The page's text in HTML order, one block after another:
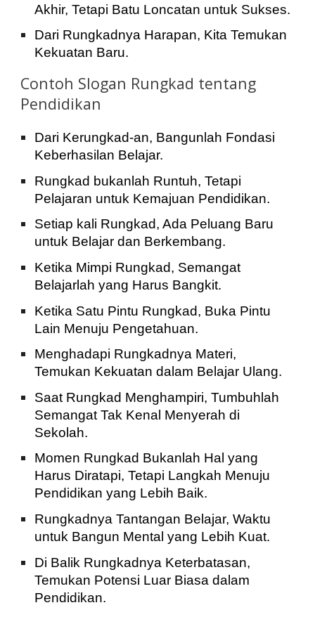
Akhir, Tetapi Batu Loncatan untuk Sukses.
Dari Rungkadnya Harapan, Kita Temukan
Kekuatan Baru.
Contoh Slogan Rungkad tentang
Pendidikan
Dari Kerungkad-an, Bangunlah Fondasi
Keberhasilan Belajar.
Rungkad bukanlah Runtuh, Tetapi
Pelajaran untuk Kemajuan Pendidikan.
Setiap kali Rungkad, Ada Peluang Baru
untuk Belajar dan Berkembang.
Ketika Mimpi Rungkad, Semangat
Belajarlah yang Harus Bangkit.
Ketika Satu Pintu Rungkad, Buka Pintu
Lain Menuju Pengetahuan.
Menghadapi Rungkadnya Materi,
Temukan Kekuatan dalam Belajar Ulang.
Saat Rungkad Menghampiri, Tumbuhlah
Semangat Tak Kenal Menyerah di
Sekolah.
Momen Rungkad Bukanlah Hal yang
Harus Diratapi, Tetapi Langkah Menuju
Pendidikan yang Lebih Baik.
Rungkadnya Tantangan Belajar, Waktu
untuk Bangun Mental yang Lebih Kuat.
Di Balik Rungkadnya Keterbatasan,
Temukan Potensi Luar Biasa dalam
Pendidikan.